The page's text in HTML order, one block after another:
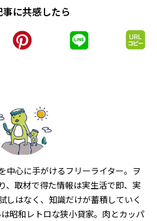
事に共感したら
中心に手がけるフリーライター。ヲ
、取材で得た情報は実生活で即、実
しはなく、知識だけが蓄積していく
昭和レトロな狭小貸家。肉とカッパ